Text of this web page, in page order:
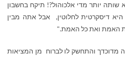
יותר מדי אלכוהול?! תיקח בחשבון
היא דיסקרטית לחלוטין, אבל אתה מבין
האמת ואת כל האמת."
מדוכדך והתחשק לו לברוח מן המציאות